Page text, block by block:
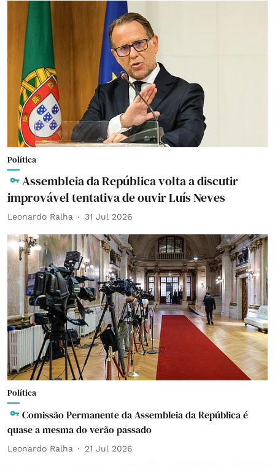
Política
Assembleia da República volta a discutir
improvável tentativa de ouvir Luís Neves
Leonardo Ralha 31 Jul 2026
Política
Comissão Permanente da Assembleia da República é
quase a mesma do verão passado
Leonardo Ralha 21 Jul 2026